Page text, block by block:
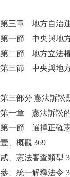
第三章 地方自治
第一節 中央與地
第二節 地方立法
第三節 中央與地
第三部分 憲法訴訟
第一章 憲法訴訟
第一節 選擇正確
壹、概觀 369
貳、憲法審查類型
參、統一解釋法令